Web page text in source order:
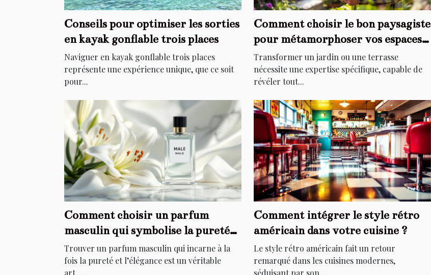
Conseils pour optimiser les sorties
en kayak gonflable trois places
Naviguer en kayak gonflable trois places
représente une expérience unique, que ce soit
pour...
Comment choisir le bon paysagiste
pour métamorphoser vos espaces
extérieurs ?
Transformer un jardin ou une terrasse
nécessite une expertise spécifique, capable de
révéler tout...
Comment choisir un parfum
masculin qui symbolise la pureté
et l'élégance ?
Trouver un parfum masculin qui incarne à la
fois la pureté et l’élégance est un véritable
art....
Comment intégrer le style rétro
américain dans votre cuisine ?
Le style rétro américain fait un retour
remarqué dans les cuisines modernes,
séduisant par son...